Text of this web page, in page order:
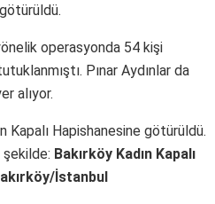
operasyonda 54 kişi
Pınar Aydınlar da
alıyor.
Kapalı Hapishanesine götürüldü.
şekilde: Bakırköy Kadın Kapalı
İstanbul